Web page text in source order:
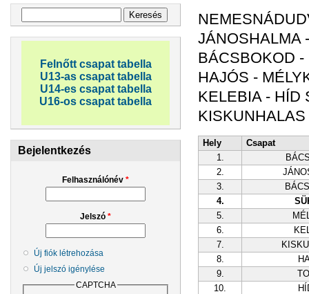
Felnőtt csapat tabella
U13-as csapat tabella
U14-es csapat tabella
U16-os csapat tabella
Bejelentkezés
Felhasználónév *
Jelszó *
Új fiók létrehozása
Új jelszó igénylése
CAPTCHA
JÁNOSHALMA
BÁCSBOKOD
HAJÓS -
KELEBIA - HÍD
Hely
Csapat
1.
2.
3.
4.
5.
6.
7.
8.
9.
10.